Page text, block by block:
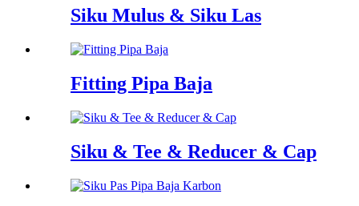
Siku Mulus & Siku Las
Fitting Pipa Baja
Siku & Tee & Reducer & Cap